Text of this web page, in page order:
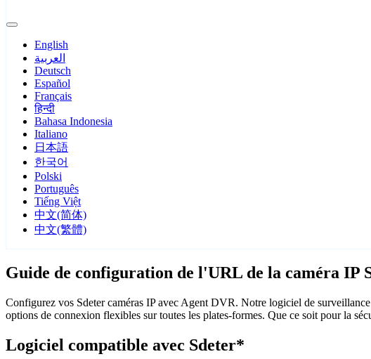
English
العربية
Deutsch
Español
Français
हिन्दी
Bahasa Indonesia
Italiano
日本語
한국어
Polski
Português
Tiếng Việt
中文(简体)
中文(繁體)
Guide de configuration de l'URL de la caméra IP
Configurez vos Sdeter caméras IP avec Agent DVR. Notre logiciel de
options de connexion flexibles sur toutes les plates-formes. Que ce soit pour la
Logiciel compatible avec Sdeter*